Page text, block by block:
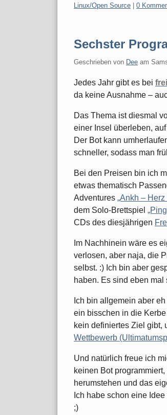
Kategorien:
Linux/Open Source | 0
Sechster
Geschrieben von Dee am
Jedes Jahr gibt es bei
da keine Ausnahme –
Das Thema ist diesmal
einer Insel überleben,
Der Bot kann
schneller, sodass man
Bei den Preisen bin ich
etwas thematisch
Adventures „Ankh – Herz
dem Solo-Brettspiel
CDs des diesjährigen
Im Nachhinein wäre es
verlosen, aber naja, die
selbst. :) Ich bin aber
haben. Es sind eben
Ich bin allgemein aber
ein bisschen in die Kerbe
kein definiertes Ziel gibt,
Wettbewerb
Und natürlich freue ich
keinen Bot
herumstehen und das
Ich habe schon eine
;)